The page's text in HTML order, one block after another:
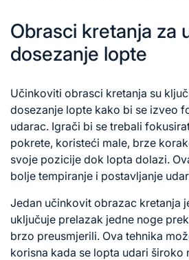
Obrasci kretanja za
dosezanje lopte
Učinkoviti obrasci kretanja su
dosezanje lopte kako bi se izveo
udarac. Igrači bi se trebali
pokrete, koristeći male, brze
svoje pozicije dok lopta dolazi.
bolje tempiranje i postavljanje
Jedan učinkovit obrazac kretanja
uključuje prelazak jedne noge
brzo preusmjerili. Ova tehnika
korisna kada se lopta udari široko